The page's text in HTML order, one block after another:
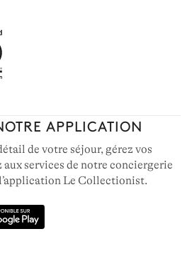
APPLICATION
de votre séjour, gérez vos
aux services de notre conciergerie
Le Collectionist.